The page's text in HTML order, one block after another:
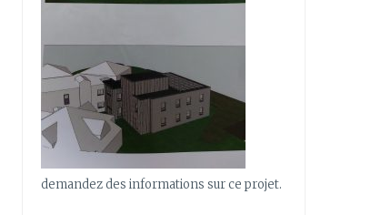
demandez des informations sur ce projet.